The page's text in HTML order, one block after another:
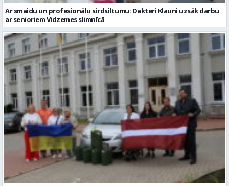
Ar smaidu un profesionālu sirdsiltumu: Dakteri Klauni uzsāk darbu
ar senioriem Vidzemes slimnīcā